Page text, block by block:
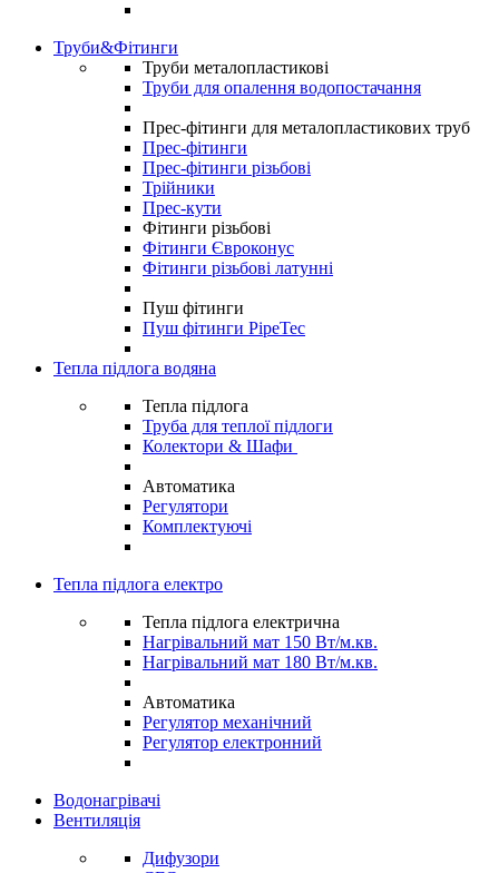
Труби&Фітинги
Труби металопластикові
Труби для опалення водопостачання
Прес-фітинги для металопластикових труб
Прес-фітинги
Прес-фітинги різьбові
Трійники
Прес-кути
Фітинги різьбові
Фітинги Євроконус
Фітинги різьбові латунні
Пуш фітинги
Пуш фітинги PipeTec
Тепла підлога водяна
Тепла підлога
Труба для теплої підлоги
Колектори & Шафи
Автоматика
Регулятори
Комплектуючі
Тепла підлога електро
Тепла підлога електрична
Нагрівальний мат 150 Вт/м.кв.
Нагрівальний мат 180 Вт/м.кв.
Автоматика
Регулятор механічний
Регулятор електронний
Водонагрівачі
Вентиляція
Дифузори